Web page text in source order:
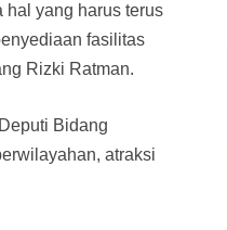
hal yang harus terus
fasilitas
Rizki Ratman.
Bidang
atraksi